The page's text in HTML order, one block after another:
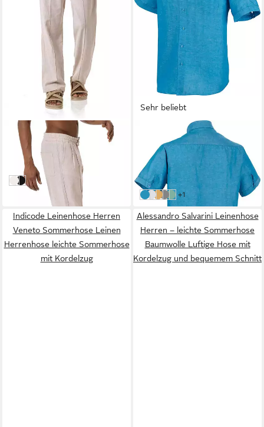
REDBRIDGE
Schlupfhose mit Bundfalten -
Leinenhose mit elegantem
Look
64,90 €
Ecru
Schwarz
Sehr beliebt
FRANCO BETTONI
Leinenhemd herrlich leicht
und angenehm kühl
49,99 € UVP 59,95 €
-17%
türkis
weißsonnengelb
hellgrau
grünweitere Farben:
+1
Indicode Leinenhose Herren
Veneto Sommerhose Leinen
Herrenhose leichte Sommerhose
mit Kordelzug
Alessandro Salvarini Leinenhose
Herren – leichte Sommerhose
Baumwolle Luftige Hose mit
Kordelzug und bequemem Schnitt